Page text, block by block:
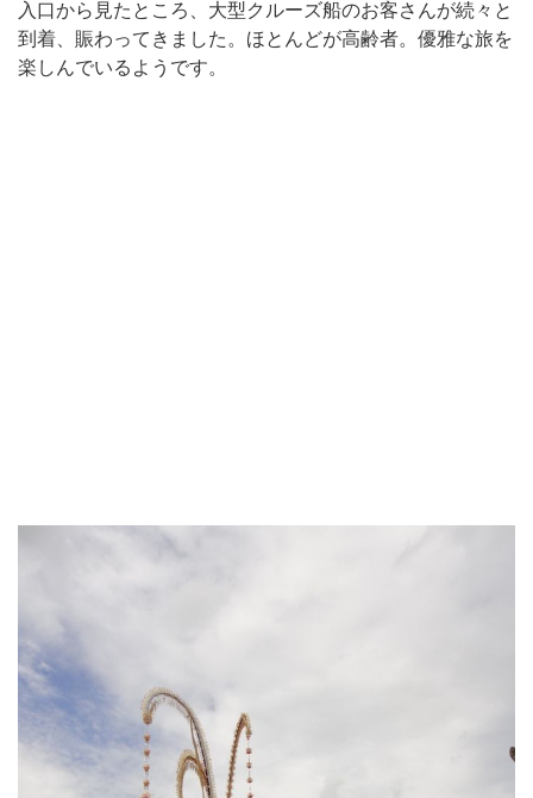
入口から見たところ、大型クルーズ船のお客さんが続々と
到着、賑わってきました。ほとんどが高齢者。優雅な旅を
楽しんでいるようです。